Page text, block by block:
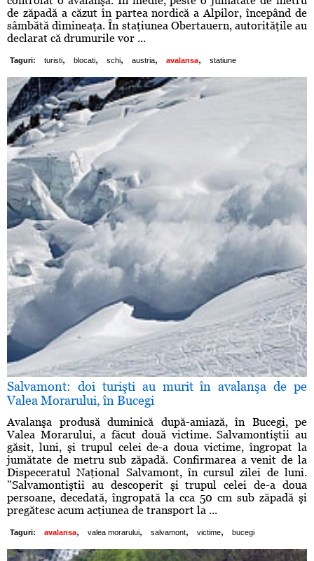
de zăpadă a căzut în partea nordică a Alpilor, începând de
sâmbătă dimineaţa. În staţiunea Obertauern, autorităţile au
declarat că drumurile vor ...
Taguri: turisti, blocati, schi, austria, avalansa, statiune
Salvamont: doi turişti au murit în avalanşa de pe
Valea Morarului, în Bucegi
Avalanşa produsă duminică după-amiază, în Bucegi, pe
Valea Morarului, a făcut două victime. Salvamontiştii au
găsit, luni, şi trupul celei de-a doua victime, îngropat la
jumătate de metru sub zăpadă. Confirmarea a venit de la
Dispeceratul Naţional Salvamont, în cursul zilei de luni.
"Salvamontiştii au descoperit şi trupul celei de-a doua
persoane, decedată, îngropată la cca 50 cm sub zăpadă şi
pregătesc acum acţiunea de transport la ...
Taguri: avalansa, valea morarului, salvamont, victime, bucegi